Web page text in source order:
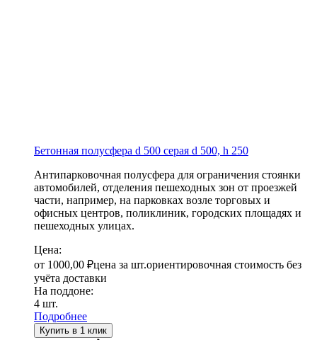
Бетонная полусфера d 500 серая d 500, h 250
Антипарковочная полусфера для ограничения стоянки
автомобилей, отделения пешеходных зон от проезжей
части, например, на парковках возле торговых и
офисных центров, поликлиник, городских площадях и
пешеходных улицах.
Цена:
от 1000,00 ₽цена за шт.ориентировочная стоимость без
учёта доставки
На поддоне:
4 шт.
Подробнее
Купить в 1 клик